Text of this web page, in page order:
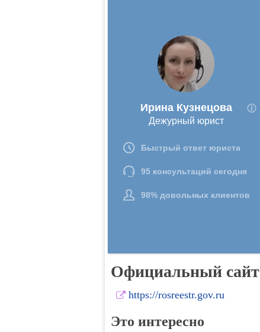
Официальный сайт
https://rosreestr.gov.ru
Это интересно